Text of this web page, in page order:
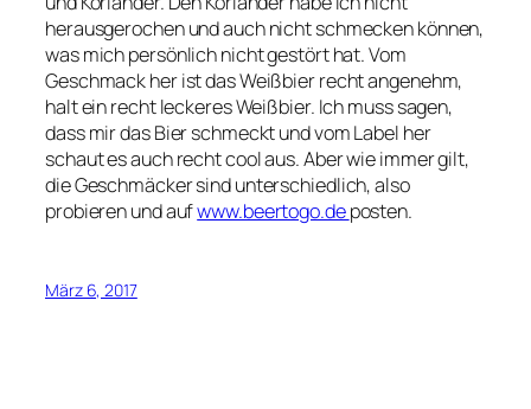
herausgerochen und auch nicht schmecken können,
was mich persönlich nicht gestört hat. Vom
Geschmack her ist das Weißbier recht angenehm,
halt ein recht leckeres Weißbier. Ich muss sagen,
dass mir das Bier schmeckt und vom Label her
schaut es auch recht cool aus. Aber wie immer gilt,
die Geschmäcker sind unterschiedlich, also
probieren und aufwww.beertogo.deposten.
März 6, 2017